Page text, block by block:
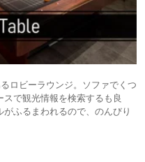
ロビーラウンジ。ソファでくつ
で観光情報を検索するも良
ふるまわれるので、のんびり